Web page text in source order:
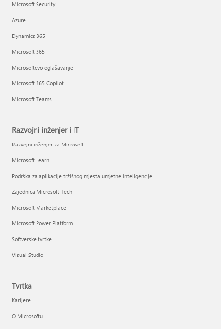
Microsoft Security
Azure
Dynamics 365
Microsoft 365
Microsoftovo oglašavanje
Microsoft 365 Copilot
Microsoft Teams
Razvojni inženjer i IT
Razvojni inženjer za Microsoft
Microsoft Learn
Podrška za aplikacije tržišnog mjesta umjetne inteligencije
Zajednica Microsoft Tech
Microsoft Marketplace
Microsoft Power Platform
Softverske tvrtke
Visual Studio
Tvrtka
Karijere
O Microsoftu